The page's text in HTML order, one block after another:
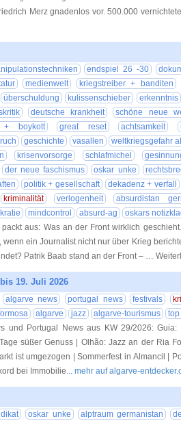
Merz gnadenlos vor. 500.000
endspiel 26 -30
medienwelt
kriegstreiber + banditen
überschuldung kulissenschieber
erkenntnis
deutsche krankheit
schöne neue
+ boykott
great reset achtsamkeit
geschichte vasallen
weltkriegsgefahr
krisenvorsorge schlafmichel
der neue faschismus oskar unke
politik + gesellschaft
dekadenz + verfall
kriminalität verlogenheit
absurdistan
mindcontrol absurd-ag
oskars
packt aus: Was an der Front wirklich
wenn ein Journalist nicht nur über Krieg
Patrik Baab stand an der Front – …
19. Juli 2026
algarve news portugal news festivals
algarve jazz algarve-tourismus
und Portugal News aus KW 29/2026:
süßer Genuss | Olhão: Jazz an der Ria
ist umgezogen | Sommerfest in Almancil |
bei Immobilie... mehr auf algarve-
oskar unke alptraum germanistan